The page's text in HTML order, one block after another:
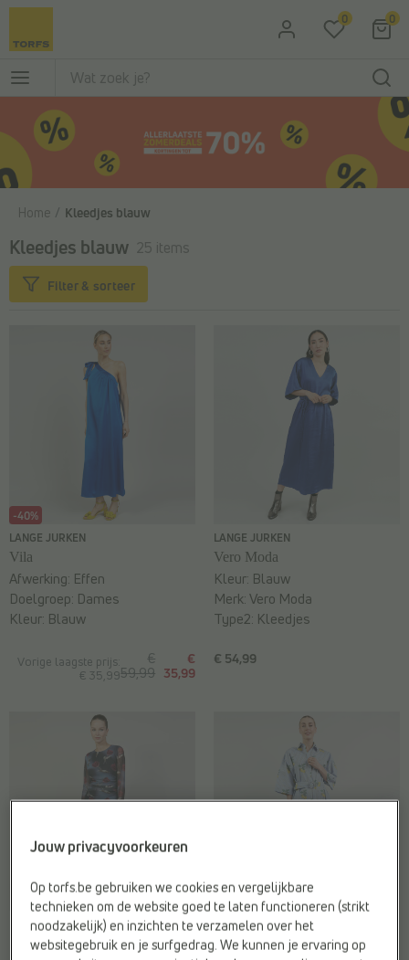
Ga naar de hoofdinhoud 0 0
Home Kleedjes blauw
Kleedjes blauw 25 items
Filter & sorteer
-40%
LANGE JURKEN
Vila
Vorige laagste prijs:
€ 35,99
€
59,99
€
35,99
Afwerking: Effen
Doelgroep: Dames
Kleur: Blauw
LANGE JURKEN
Vero Moda
€ 54,99
Kleur: Blauw
Merk:Vero Moda
Type2: Kleedjes
LANGE JURKEN
Sisters Point
-40%
MIDI JURKEN
Adoré
Jouw privacyvoorkeuren
Op torfs.be gebruiken we cookies en vergelijkbare
technieken om de website goed te laten functioneren (strikt
noodzakelijk) en inzichten te verzamelen over het
websitegebruik en je surfgedrag. We kunnen je ervaring op